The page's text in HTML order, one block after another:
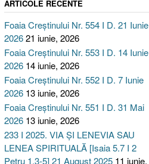
ARTICOLE RECENTE
Foaia Creștinului Nr. 554 I D. 21 Iunie
202621 iunie, 2026
Foaia Creștinului Nr. 553 I D. 14 Iunie
2026 14 iunie, 2026
Foaia Creștinului Nr. 552 I D. 7 Iunie
2026 13 iunie, 2026
Foaia Creștinului Nr. 551 I D. 31 Mai
2026 13 iunie, 2026
233 I 2025. VIA ȘI LENEVIA SAU
LENEA SPIRITUALĂ [Isaia 5.7 I 2
Petru 1.3-5] 21 August 2025 11 iunie,